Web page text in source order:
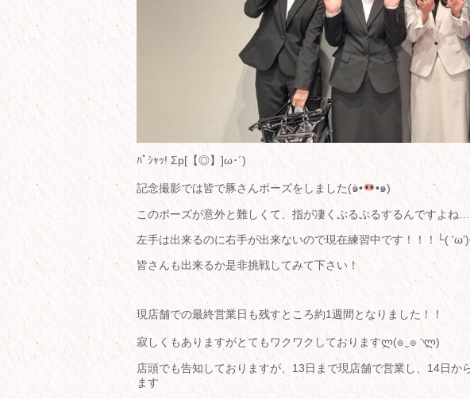
ﾊﾟｼｬｯ! Σp[【◎】]ω･´)
記念撮影では皆で豚さんポーズをしました(๑• •๑)
このポーズが意外と難しくて、指が凄くぷるぷるするんですよね
左手は出来るのに右手が出来ないので現在練習中です！！！└(
皆さんも出来るか是非挑戦してみて下さい！
現店舗での最終営業日も残すところ約1週間となりました！！
寂しくもありますがとてもワクワクしておりますლ(๏‿๏ ◝ლ)
店頭でも告知しておりますが、13日まで現店舗で営業し、14日か
ます